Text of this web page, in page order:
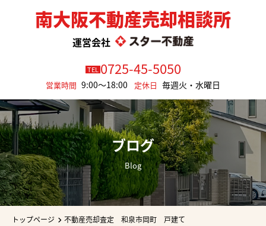
南大阪不動産売却相談所
運営会社
TEL0725-45-5050
営業時間 9:00～18:00 定休日 毎週火・水曜日
ブログ
Blog
トップページ 不動産売却査定 和泉市岡町 戸建て